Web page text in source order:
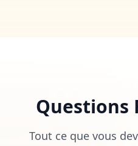
Questions
Tout ce que vous